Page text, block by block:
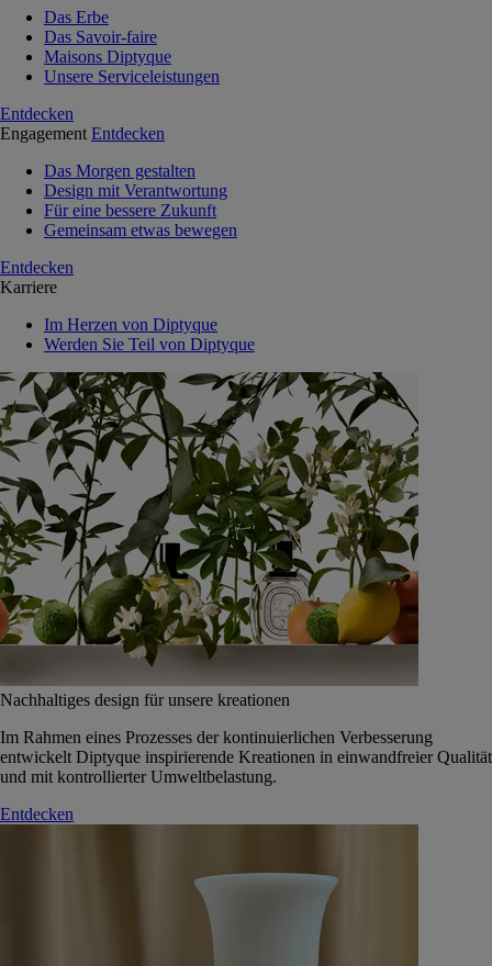
Das Erbe
Das Savoir-faire
Maisons Diptyque
Unsere Serviceleistungen
Entdecken
Engagement Entdecken
Das Morgen gestalten
Design mit Verantwortung
Für eine bessere Zukunft
Gemeinsam etwas bewegen
Entdecken
Karriere
Im Herzen von Diptyque
Werden Sie Teil von Diptyque
Nachhaltiges design für unsere kreationen
Im Rahmen eines Prozesses der kontinuierlichen Verbesserung
entwickelt Diptyque inspirierende Kreationen in einwandfreier Qualität
und mit kontrollierter Umweltbelastung.
Entdecken